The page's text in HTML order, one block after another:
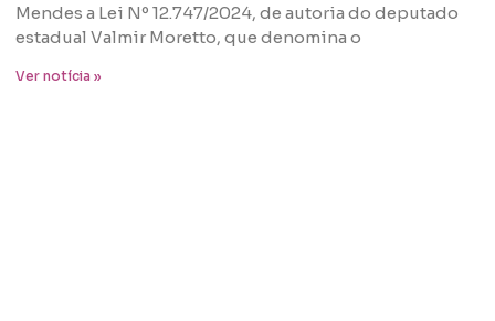
Mendes a Lei Nº 12.747/2024, de autoria do deputado
estadual Valmir Moretto, que denomina o
Ver notícia »